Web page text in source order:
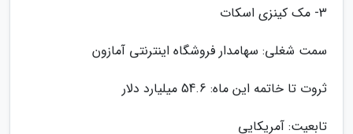
3- مک کینزی اسکات
سمت شغلی: سهامدار فروشگاه اینترنتی آمازون
ثروت تا خاتمه این ماه: 54.6 میلیارد دلار
تابعیت: آمریکایی